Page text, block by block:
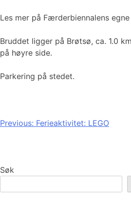
Les mer på Færderbiennalens egne
Bruddet ligger på Brøtsø, ca. 1.0
på høyre side.
Parkering på stedet.
Innleggsnavigasjon
Previous: Ferieaktivitet: LEGO
Søk